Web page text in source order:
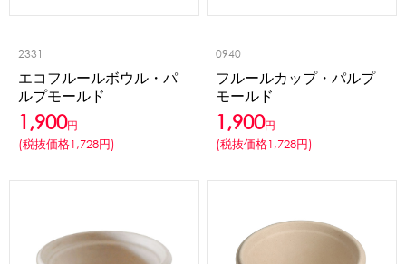
台湾かき氷
フレーバー氷（味つきの氷）
かき氷セット
カップ・スプーン
利用規約
2331
エコフルールボウル・パ
ルプモールド
1,900円
(税抜価格1,728円)
0940
フルールカップ・パルプ
モールド
1,900円
(税抜価格1,728円)